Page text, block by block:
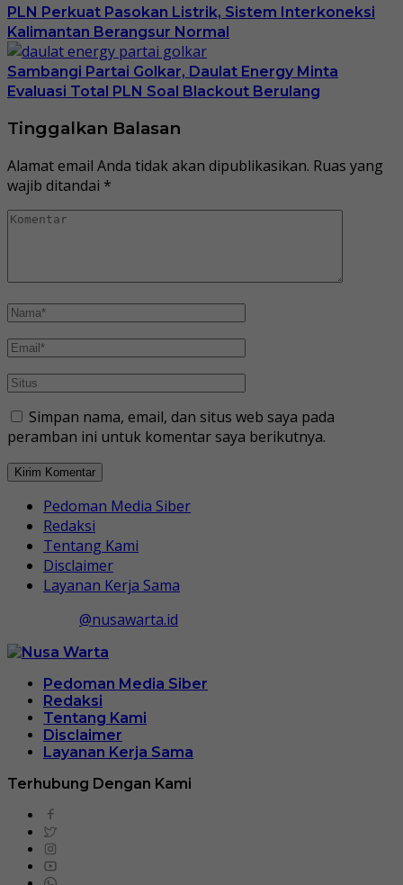
PLN Perkuat Pasokan Listrik, Sistem Interkoneksi
Kalimantan Berangsur Normal
Sambangi Partai Golkar, Daulat Energy Minta
Evaluasi Total PLN Soal Blackout Berulang
Tinggalkan Balasan
Alamat email Anda tidak akan dipublikasikan. Ruas yang
wajib ditandai *
Simpan nama, email, dan situs web saya pada
peramban ini untuk komentar saya berikutnya.
Pedoman Media Siber
Redaksi
Tentang Kami
Disclaimer
Layanan Kerja Sama
@nusawarta.id
Pedoman Media Siber
Redaksi
Tentang Kami
Disclaimer
Layanan Kerja Sama
Terhubung Dengan Kami